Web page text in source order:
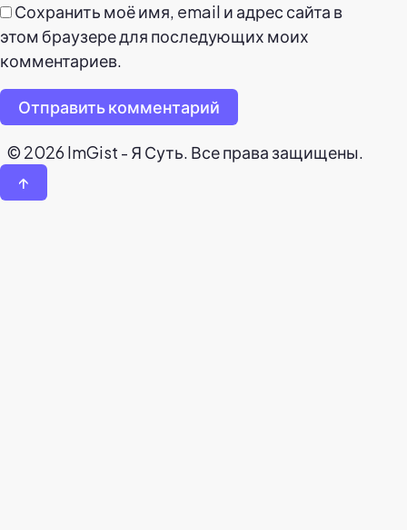
Сохранить моё имя, email и адрес сайта в
этом браузере для последующих моих
комментариев.
Отправить комментарий
© 2026 ImGist - Я Суть. Все права защищены.
↑